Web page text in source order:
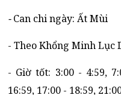
-Can chi ngày: Ất Mùi
- Theo Khổng Minh Lục
- Giờ tốt: 3:00 - 4:59,
16:59, 17:00 - 18:59,